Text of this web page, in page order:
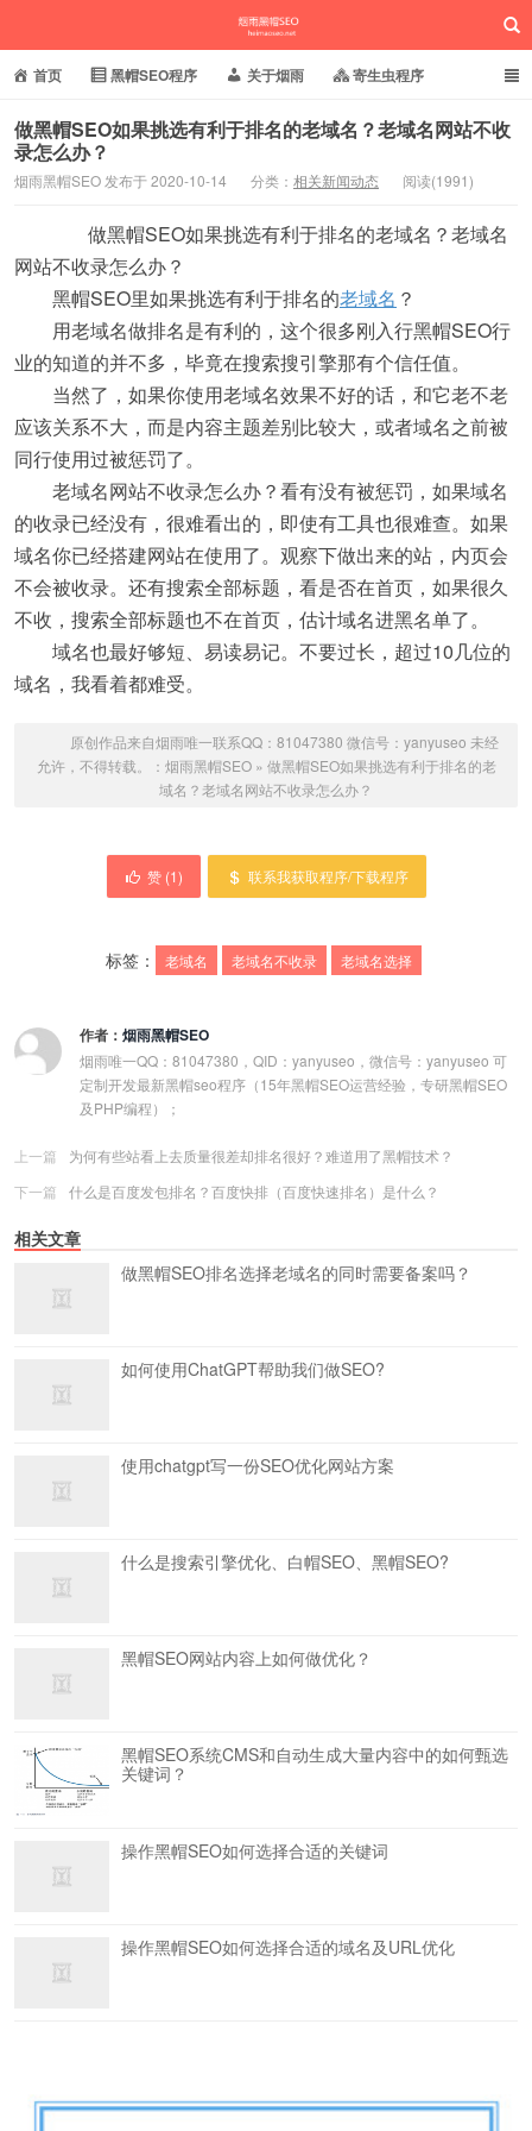
烟雨黑帽SEO
首页 黑帽SEO程序 关于烟雨 寄生虫程序
泛目录程序 蜘蛛池站群 小偷镜像程序
批量养站程序 百度搜狗推送 网站域名快照
相关新闻动态
做黑帽SEO如果挑选有利于排名的老域名？老域名网站不收
录怎么办？
烟雨黑帽SEO 发布于 2020-10-14 分类： 相关新闻动态 阅读(1991)
做黑帽SEO如果挑选有利于排名的老域名？老域名
网站不收录怎么办？
黑帽SEO里如果挑选有利于排名的老域名 ？
用老域名做排名是有利的，这个很多刚入行黑帽SEO行
业的知道的并不多，毕竟在搜索搜引擎那有个信任值。
当然了，如果你使用老域名效果不好的话，和它老不老
应该关系不大，而是内容主题差别比较大，或者域名之前被
同行使用过被惩罚了。
老域名网站不收录怎么办？看有没有被惩罚，如果域名
的收录已经没有，很难看出的，即使有工具也很难查。如果
域名你已经搭建网站在使用了。观察下做出来的站，内页会
不会被收录。还有搜索全部标题，看是否在首页，如果很久
不收，搜索全部标题也不在首页，估计域名进黑名单了。
域名也最好够短、易读易记。不要过长，超过10几位的
域名，我看着都难受。
原创作品来自烟雨唯一联系QQ：81047380 微信号：yanyuseo 未经
允许，不得转载。： 烟雨黑帽SEO» 做黑帽SEO如果挑选有利于排名的老
域名？老域名网站不收录怎么办？
赞 (1) 联系我获取程序/下载程序
标签： 老域名 老域名不收录 老域名选择
作者： 烟雨黑帽SEO
烟雨唯一QQ：81047380，QID：yanyuseo，微信号：yanyuseo 可
定制开发最新黑帽seo程序（15年黑帽SEO运营经验，专研黑帽SEO
及PHP编程）；
上一篇
为何有些站看上去质量很差却排名很好？难道用了黑帽技术？
下一篇
什么是百度发包排名？百度快排（百度快速排名）是什么？
相关文章
做黑帽SEO排名选择老域名的同时需要备案吗？
如何使用ChatGPT帮助我们做SEO?
使用chatgpt写一份SEO优化网站方案
什么是搜索引擎优化、白帽SEO、黑帽SEO?
黑帽SEO网站内容上如何做优化？
黑帽SEO系统CMS和自动生成大量内容中的如何甄选
关键词？
操作黑帽SEO如何选择合适的关键词
操作黑帽SEO如何选择合适的域名及URL优化